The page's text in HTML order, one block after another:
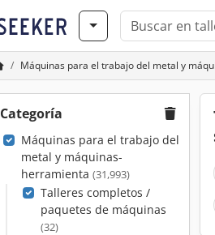
Máquinas para el trabajo del metal y
Categoría
Máquinas para el trabajo del
metal y máquinas-
herramienta (31,993)
Talleres completos /
paquetes de máquinas
(32)